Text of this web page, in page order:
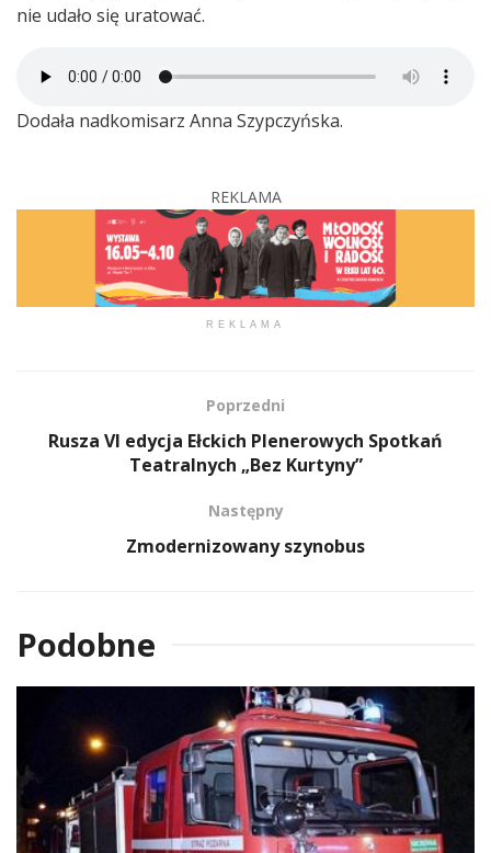
nie udało się uratować.
Dodała nadkomisarz Anna Szypczyńska.
REKLAMA
REKLAMA
Poprzedni
Rusza VI edycja Ełckich Plenerowych Spotkań
Teatralnych „Bez Kurtyny”
Następny
Zmodernizowany szynobus
Podobne